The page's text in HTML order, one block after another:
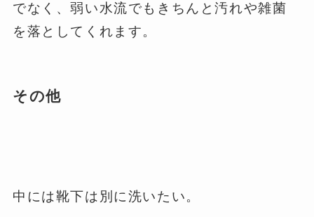
でなく、弱い水流でもきちんと汚れや雑菌
を落としてくれます。
その他
中には靴下は別に洗いたい。